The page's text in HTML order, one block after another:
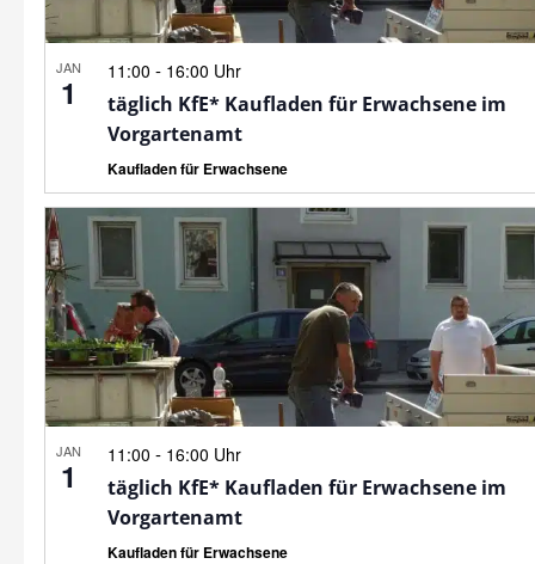
JAN
1
11:00 - 16:00 Uhr
täglich KfE* Kaufladen für Erwachsene im
Vorgartenamt
Kaufladen für Erwachsene
JAN
1
11:00 - 16:00 Uhr
täglich KfE* Kaufladen für Erwachsene im
Vorgartenamt
Kaufladen für Erwachsene